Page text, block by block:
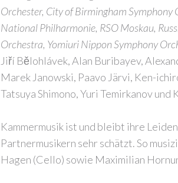
Orchester, City of Birmingham Symphony
National Philharmonie, RSO Moskau,
Orchestra, Yomiuri Nippon Symphony
Jiří Bělohlávek, Alan Buribayev,
Marek Janowski, Paavo Järvi, Ken-
Tatsuya Shimono, Yuri Temirkanov und
Kammermusik ist und bleibt ihre
Partnermusikern sehr schätzt. So
Hagen (Cello) sowie Maximilian